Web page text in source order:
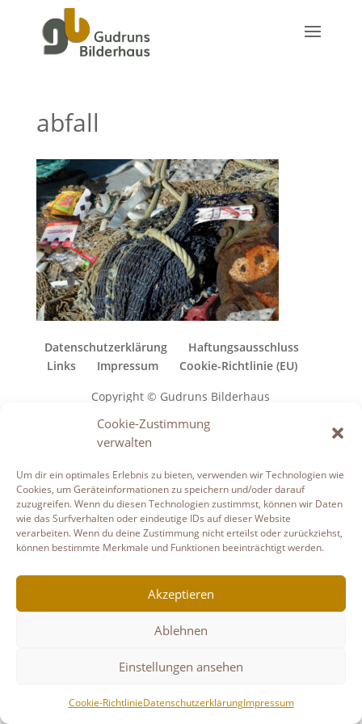
Cookie-Zustimmung
verwalten
Um dir ein optimales Erlebnis zu bieten, verwenden wir Technologien wie
Cookies, um Geräteinformationen zu speichern und/oder darauf
zuzugreifen. Wenn du diesen Technologien zustimmst, können wir Daten
wie das Surfverhalten oder eindeutige IDs auf dieser Website
verarbeiten. Wenn du deine Zustimmung nicht erteilst oder zurückziehst,
können bestimmte Merkmale und Funktionen beeinträchtigt werden.
Akzeptieren
Ablehnen
Einstellungen ansehen
Cookie-RichtlinieDatenschutzerklärungImpressum
abfall
Datenschutzerklärung
Haftungsausschluss
Links
Impressum
Cookie-Richtlinie (EU)
Copyright © Gudruns Bilderhaus